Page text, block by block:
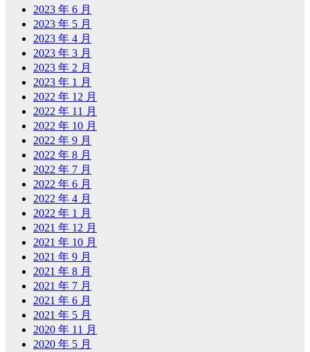
2023 年 6 月
2023 年 5 月
2023 年 4 月
2023 年 3 月
2023 年 2 月
2023 年 1 月
2022 年 12 月
2022 年 11 月
2022 年 10 月
2022 年 9 月
2022 年 8 月
2022 年 7 月
2022 年 6 月
2022 年 4 月
2022 年 1 月
2021 年 12 月
2021 年 10 月
2021 年 9 月
2021 年 8 月
2021 年 7 月
2021 年 6 月
2021 年 5 月
2020 年 11 月
2020 年 5 月